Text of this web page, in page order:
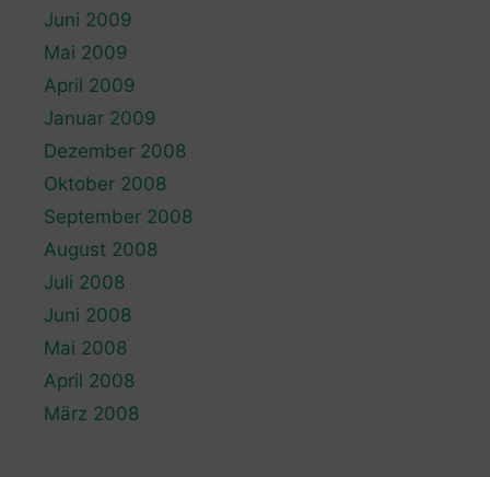
Juni 2009
Mai 2009
April 2009
Januar 2009
Dezember 2008
Oktober 2008
September 2008
August 2008
Juli 2008
Juni 2008
Mai 2008
April 2008
März 2008